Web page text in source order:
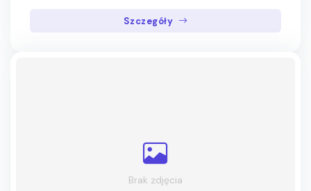
Szczegóły
Brak zdjęcia